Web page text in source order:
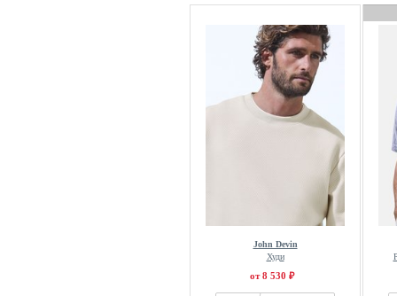
John Devin
Худи
от 8 530 ₽